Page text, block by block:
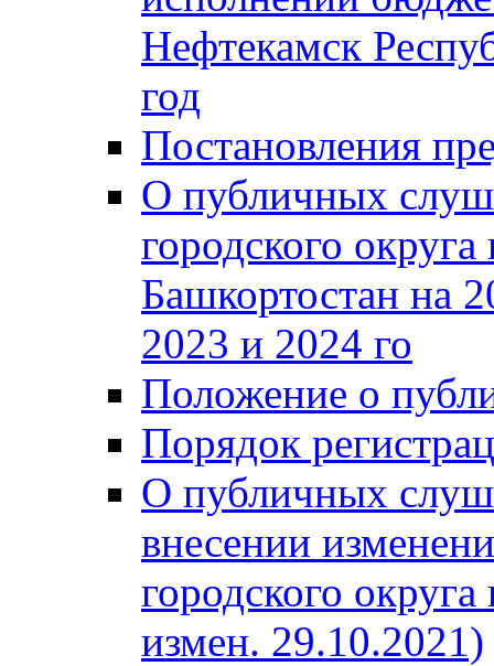
Нефтекамск
год
Постановления
О публичных
городского
Башкортостан на
2023 и 2024 го
Положение о
Порядок
О публичных
внесении
городского
измен. 29.10.2021)